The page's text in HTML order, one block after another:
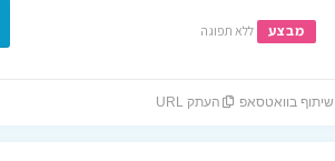
מבצע ללא תפוגה
שיתוף בוואטסאפ העתק URL